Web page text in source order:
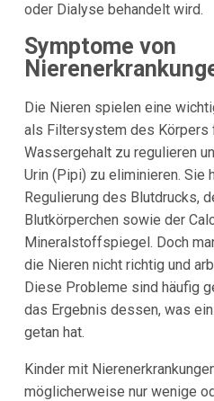
oder Dialyse behandelt wird.
Symptome von
Die Nieren spielen eine
als Filtersystem des Körpers
Wassergehalt zu regulieren
Urin (Pipi) zu eliminieren. Sie
Regulierung des Blutdrucks,
Blutkörperchen sowie der
Mineralstoffspiegel. Doch
die Nieren nicht richtig und
Diese Probleme sind häufig
das Ergebnis dessen, was
getan hat.
Kinder mit
möglicherweise nur wenige